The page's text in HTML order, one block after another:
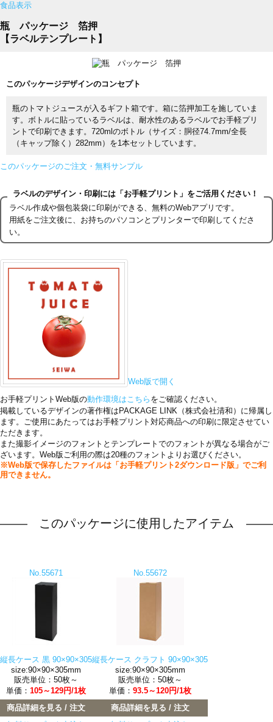
食品表示
瓶 パッケージ 箔押
【ラベルテンプレート】
このパッケージデザインのコンセプト
瓶のトマトジュースが入るギフト箱です。箱に箔押加工を施していま
す。ボトルに貼っているラベルは、耐水性のあるラベルでお手軽プリ
ントで印刷できます。720mlのボトル（サイズ：胴径74.7mm/全長
（キャップ除く）282mm）を1本セットしています。
このパッケージのご注文・無料サンプル
ラベルのデザイン・印刷には「お手軽プリント」をご活用ください！
ラベル作成や個包装袋に印刷ができる、無料のWebアプリです。
用紙をご注文後に、お持ちのパソコンとプリンターで印刷してくださ
い。
Web版で開く
お手軽プリントWeb版の動作環境はこちら をご確認ください。
掲載しているデザインの著作権はPACKAGE LINK（株式会社清和）に帰属し
ます。ご使用にあたってはお手軽プリント対応商品への印刷に限定させてい
ただきます。
また撮影イメージのフォントとテンプレートでのフォントが異なる場合がご
ざいます。Web版ご利用の際は20種のフォントよりお選びください。
※Web版で保存したファイルは「お手軽プリント2ダウンロード版」でご利
用できません。
このパッケージに使用したアイテム
No.55671
縦長ケース 黒 90×90×305
size:90×90×305mm
販売単位：50枚～
単価： 105～129円/1枚
商品詳細を見る / 注文
No.55672
縦長ケース クラフト 90×90×305
size:90×90×305mm
販売単位：50枚～
単価： 93.5～120円/1枚
商品詳細を見る / 注文